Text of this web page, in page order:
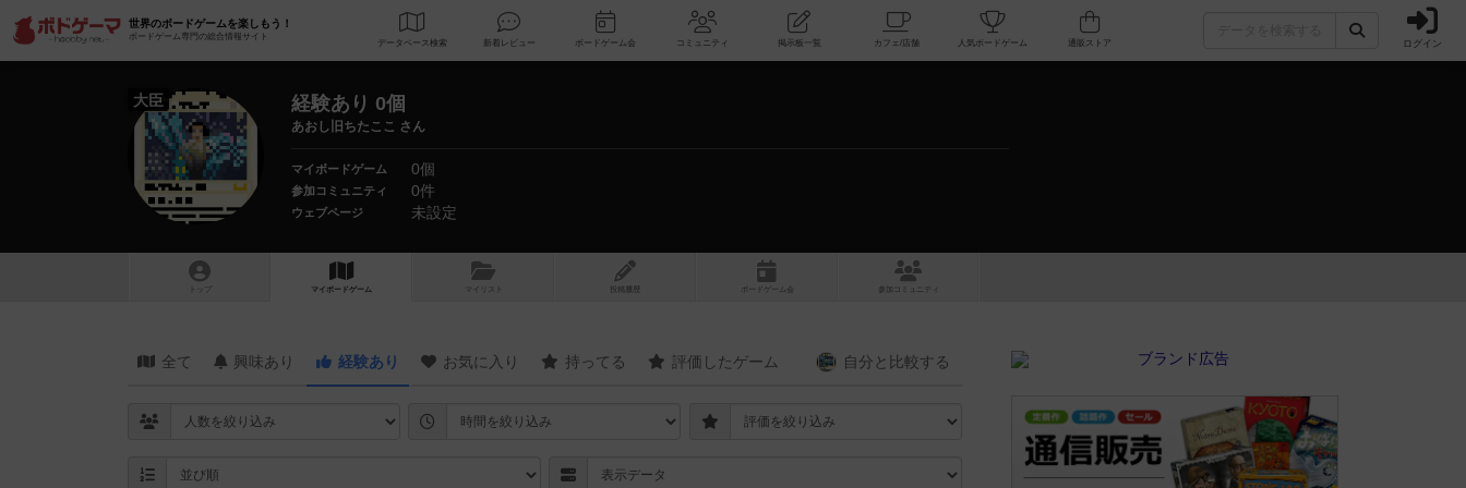
世界のボードゲームを楽しもう！
ボードゲーム専門の総合情報サイト
データベース 検索 新着レビュー ボードゲーム会 コミュニティ 掲示板一覧 カフェ/店舗 人気ボードゲーム ログイン
大臣 経験あり 0個
あおし旧ちたここ さん
マイボードゲーム 0個
参加コミュニティ 0件
ウェブページ 未設定
トップ マイボードゲーム マイリスト 投稿履歴 ボ ドゲ ーム コミュニティ
全て 興味あり 経験あり お気に入り 持ってる 評価したゲーム 自分と 比較する